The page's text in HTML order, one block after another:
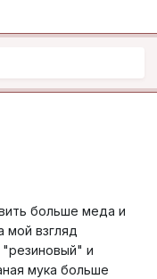
больше меда и
мой взгляд
и
мука больше